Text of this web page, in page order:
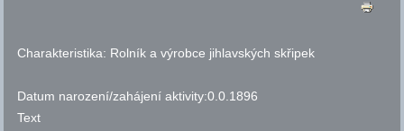
Charakteristika: Rolník a výrobce jihlavských skřipek
Datum narození/zahájení aktivity:0.0.1896
Text